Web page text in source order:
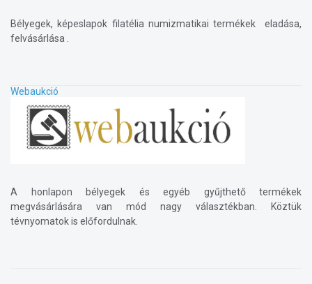
Bélyegek, képeslapok filatélia numizmatikai termékek eladása,
felvásárlása .
Webaukció
A honlapon bélyegek és egyéb gyűjthető termékek
megvásárlására van mód nagy választékban. Köztük
tévnyomatok is előfordulnak.